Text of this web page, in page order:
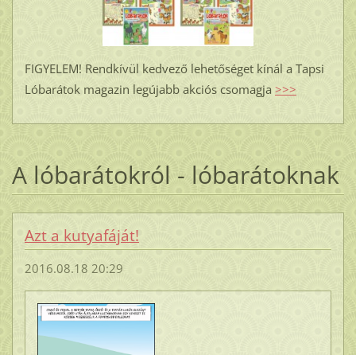
FIGYELEM! Rendkívül kedvező lehetőséget kínál a Tapsi
Lóbarátok magazin legújabb akciós csomagja >>>
A lóbarátokról - lóbarátoknak
Azt a kutyafáját!
2016.08.18 20:29